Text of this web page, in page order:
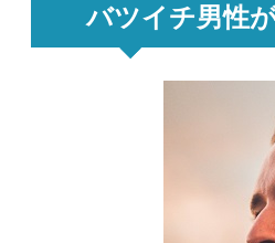
バツイチ男性